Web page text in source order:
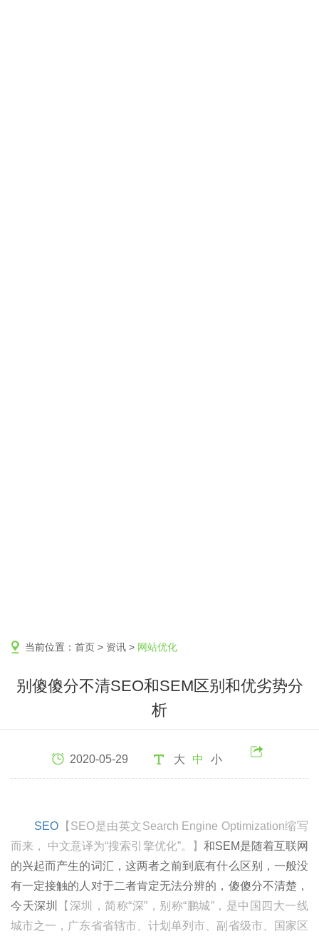
当前位置： 首页 > 资讯 > 网站优化
别傻傻分不清SEO和SEM区别和优劣势分
析
2020-05-29 大 中 小
SEO 【SEO是由英文Search Engine Optimization缩写
而来， 中文意译为“搜索引擎优化”。】 和SEM是随着互联网
的兴起而产生的词汇，这两者之前到底有什么区别，一般没
有一定接触的人对于二者肯定无法分辨的，傻傻分不清楚，
今天深圳
【深圳，简称“深”，别称“鹏城”，是中国四大一线
城市之一，广东省省辖市、计划单列市、副省级市、国家区